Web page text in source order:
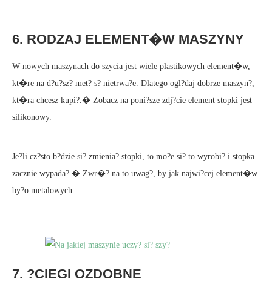
6. RODZAJ ELEMENT�W MASZYNY
W nowych maszynach do szycia jest wiele plastikowych element�w,
kt�re na d?u?sz? met? s? nietrwa?e. Dlatego ogl?daj dobrze maszyn?,
kt�ra chcesz kupi?.� Zobacz na poni?sze zdj?cie element stopki jest
silikonowy.
Je?li cz?sto b?dzie si? zmienia? stopki, to mo?e si? to wyrobi? i stopka
zacznie wypada?.� Zwr�? na to uwag?, by jak najwi?cej element�w
by?o metalowych.
7. ?CIEGI OZDOBNE